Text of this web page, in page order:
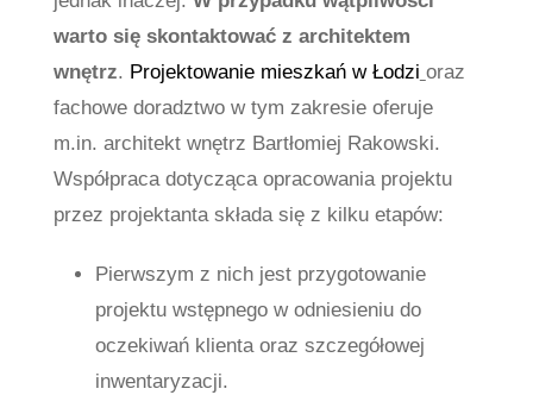
warto się skontaktować z architektem
wnętrz. Projektowanie mieszkań w Łodzi oraz
fachowe doradztwo w tym zakresie oferuje
m.in. architekt wnętrz Bartłomiej Rakowski.
Współpraca dotycząca opracowania projektu
przez projektanta składa się z kilku etapów:
Pierwszym z nich jest przygotowanie
projektu wstępnego w odniesieniu do
oczekiwań klienta oraz szczegółowej
inwentaryzacji.